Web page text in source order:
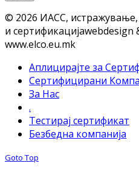
© 2026 ИАСС, истражување,
и сертификацијаwebdesign
www.elco.eu.mk
Аплицирајте за
Сертифицирани
За Нас
.
Тестирај сертификат
Безбедна компанија
Goto Top